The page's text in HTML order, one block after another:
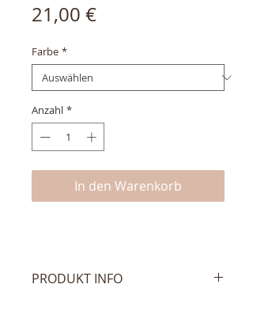
21,00 €Preis
Farbe *
Anzahl *
In den Warenkorb
PRODUKT INFO